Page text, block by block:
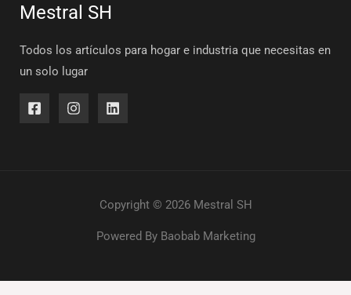
Mestral SH
Todos los artículos para hogar e industria que necesitas en
un solo lugar
Copyright © 2026 Mestral SH
Powered By Baobab Marketing